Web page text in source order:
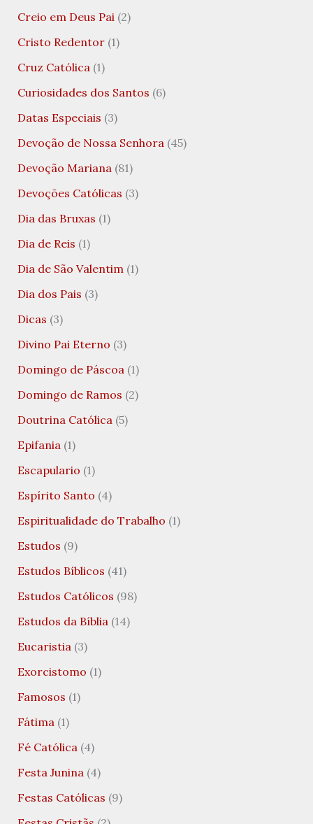
Creio em Deus Pai(2)
Cristo Redentor(1)
Cruz Católica(1)
Curiosidades dos Santos (6)
Datas Especiais (3)
Devoção de Nossa Senhora(45)
Devoção Mariana(81)
Devoções Católicas (3)
Dia das Bruxas (1)
Dia de Reis (1)
Dia de São Valentim(1)
Dia dos Pais (3)
Dicas (3)
Divino Pai Eterno (3)
Domingo de Páscoa(1)
Domingo de Ramos (2)
Doutrina Católica(5)
Epifania(1)
Escapulario (1)
Espírito Santo (4)
Espiritualidade do Trabalho (1)
Estudos (9)
Estudos Bíblicos (41)
Estudos Católicos (98)
Estudos da Bíblia(14)
Eucaristia(3)
Exorcistomo (1)
Famosos (1)
Fátima(1)
Fé Católica(4)
Festa Junina(4)
Festas Católicas (9)